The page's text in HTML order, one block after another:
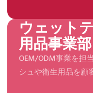
ウェット
用品事業部
OEM/ODM事業を担
シュや衛生用品を顧